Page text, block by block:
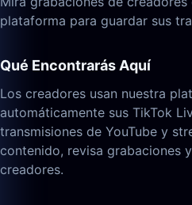
plataforma para guardar sus
Qué Encontrarás Aquí
Los creadores usan nuestra
automáticamente sus TikTok
transmisiones de YouTube y
contenido, revisa grabaciones
creadores.